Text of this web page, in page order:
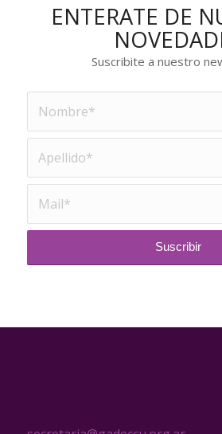
ENTERATE DE
Suscribite a nuestro